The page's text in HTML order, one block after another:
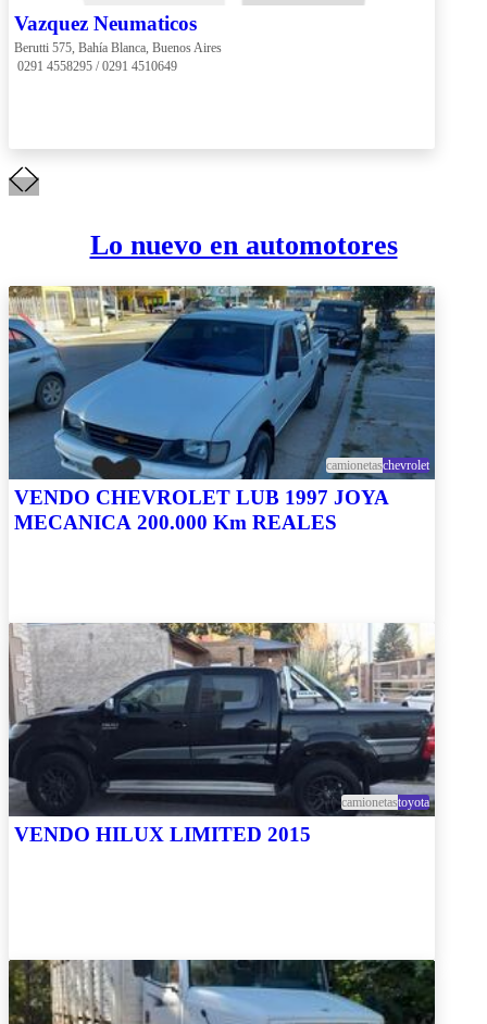
Vazquez Neumaticos
Berutti 575, Bahía Blanca, Buenos Aires
0291 4558295 / 0291 4510649
Lo nuevo en automotores
camionetaschevrolet
VENDO CHEVROLET LUB 1997 JOYA
MECANICA 200.000 Km REALES
camionetastoyota
VENDO HILUX LIMITED 2015